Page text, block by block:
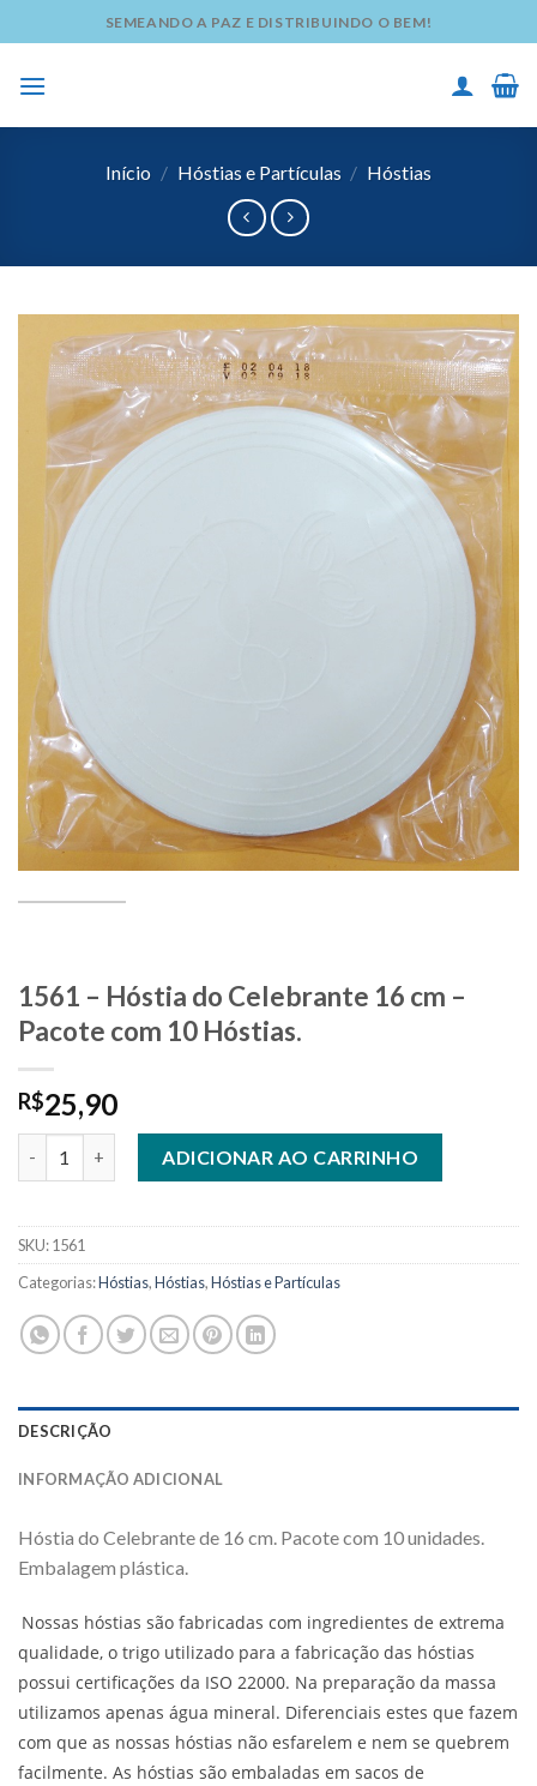
to
content
SEMEANDO A PAZ E DISTRIBUINDO O BEM!
Início / Hóstias e Partículas / Hóstias
1561 – Hóstia do Celebrante 16 cm –
Pacote com 10 Hóstias.
R$25,90
ADICIONAR AO CARRINHO
SKU:1561
Categorias:Hóstias,Hóstias,Hóstias e Partículas
DESCRIÇÃO
INFORMAÇÃO ADICIONAL
Hóstia do Celebrante de 16 cm. Pacote com 10 unidades.
Embalagem plástica.
Nossas hóstias são fabricadas com ingredientes de extrema
qualidade, o trigo utilizado para a fabricação das hóstias
possui certificações da ISO 22000. Na preparação da massa
utilizamos apenas água mineral. Diferenciais estes que fazem
com que as nossas hóstias não esfarelem e nem se quebrem
facilmente. As hóstias são embaladas em sacos de